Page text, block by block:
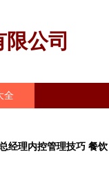
公司
全
经理内控管理技巧 餐饮